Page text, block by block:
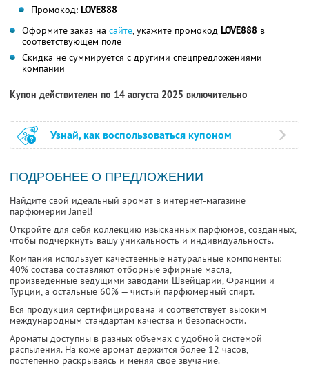
Промокод: LOVE888
Оформите заказ на сайте, укажите промокод LOVE888 в
соответствующем поле
Скидка не суммируется с другими спецпредложениями
компании
Купон действителен по 14 августа 2025 включительно
Узнай, как воспользоваться купоном
ПОДРОБНЕЕ О ПРЕДЛОЖЕНИИ
Найдите свой идеальный аромат в интернет-магазине
парфюмерии Janel!
Откройте для себя коллекцию изысканных парфюмов, созданных,
чтобы подчеркнуть вашу уникальность и индивидуальность.
Компания использует качественные натуральные компоненты:
40% состава составляют отборные эфирные масла,
произведенные ведущими заводами Швейцарии, Франции и
Турции, а остальные 60% — чистый парфюмерный спирт.
Вся продукция сертифицирована и соответствует высоким
международным стандартам качества и безопасности.
Ароматы доступны в разных объемах с удобной системой
распыления. На коже аромат держится более 12 часов,
постепенно раскрываясь и меняя свое звучание.